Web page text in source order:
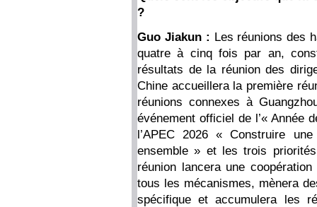
?
Guo Jiakun : Les réunions des
quatre à cinq fois par an,
résultats de la réunion des
Chine accueillera la première
réunions connexes à
événement officiel de l’« Année
l’APEC 2026 « Construire
ensemble » et les trois
réunion lancera une
tous les mécanismes, mènera
spécifique et accumulera les